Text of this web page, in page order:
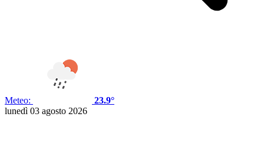
Meteo:
23.9°
lunedì 03 agosto 2026